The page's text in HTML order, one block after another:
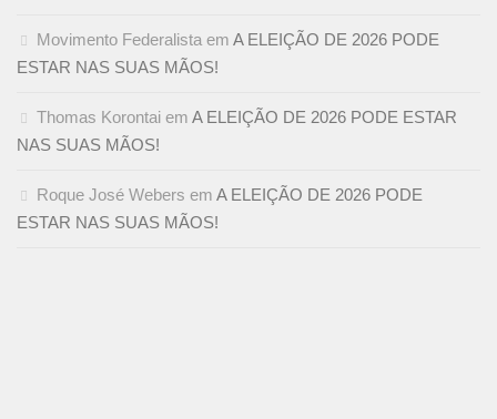
Movimento Federalista em A ELEIÇÃO DE 2026 PODE
ESTAR NAS SUAS MÃOS!
Thomas Korontai em A ELEIÇÃO DE 2026 PODE ESTAR
NAS SUAS MÃOS!
Roque José Webers em A ELEIÇÃO DE 2026 PODE
ESTAR NAS SUAS MÃOS!